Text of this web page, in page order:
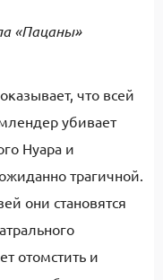
«Пацаны»
что всей
убивает
Нуара и
трагичной.
они становятся
отомстить и